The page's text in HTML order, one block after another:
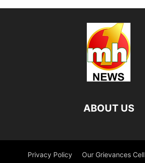
ABOUT US
Privacy Policy Our Grievances Cell